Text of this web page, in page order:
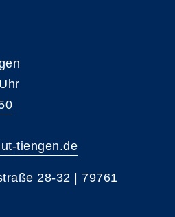
tiengen.de
28-32 | 79761